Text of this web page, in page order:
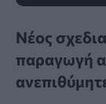
Νέος
παραγωγή